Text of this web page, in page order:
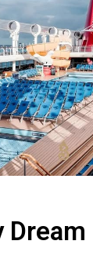
Dream